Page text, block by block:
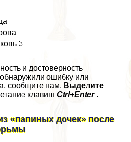
3
и достоверность
ошибку или
сообщите нам. Выделите
клавиш Ctrl+Enter.
«папиных дочек» после